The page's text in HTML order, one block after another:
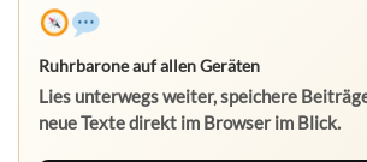
Ruhrbarone auf allen Geräten
Lies unterwegs weiter, speichere
neue Texte direkt im Browser im Blick.